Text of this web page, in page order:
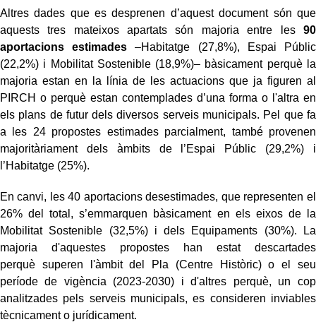
Altres dades que es desprenen d’aquest document són que
aquests tres mateixos apartats són majoria entre les90
aportacions estimades –Habitatge (27,8%), Espai Públic
(22,2%) i Mobilitat Sostenible (18,9%)– bàsicament perquè la
majoria estan en la línia de les actuacions que ja figuren al
PIRCH o perquè estan contemplades d’una forma o l'altra en
els plans de futur dels diversos serveis municipals. Pel que fa
a les 24 propostes estimades parcialment, també provenen
majoritàriament dels àmbits de l’Espai Públic (29,2%) i
l’Habitatge (25%).
En canvi, les 40 aportacions desestimades, que representen el
26% del total, s’emmarquen bàsicament en els eixos de la
Mobilitat Sostenible (32,5%) i dels Equipaments (30%). La
majoria d'aquestes propostes han estat descartades
perquè superen l'àmbit del Pla (Centre Històric) o el seu
període de vigència (2023-2030) i d'altres perquè, un cop
analitzades pels serveis municipals, es consideren inviables
tècnicament o jurídicament.